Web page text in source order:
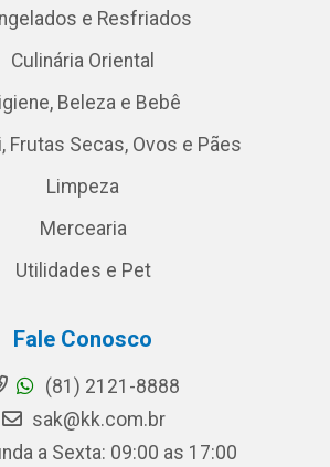
e Resfriados
Culinária Oriental
Beleza e Bebê
Frutas Secas, Ovos e Pães
Limpeza
Mercearia
Utilidades e Pet
Fale Conosco
(81) 2121-8888
sak@kk.com.br
a Sexta: 09:00 as 17:00